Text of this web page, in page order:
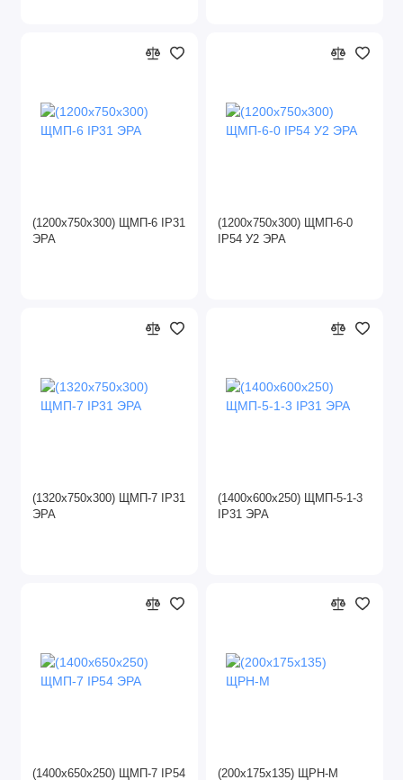
(1200х750х300) ЩМП-6 IP31
ЭРА
(1200х750х300) ЩМП-6-0
IP54 У2 ЭРА
(1320х750х300) ЩМП-7 IP31
ЭРА
(1400х600х250) ЩМП-5-1-3
IP31 ЭРА
(1400х650х250) ЩМП-7 IP54 (200х175х135) ЩPH-M